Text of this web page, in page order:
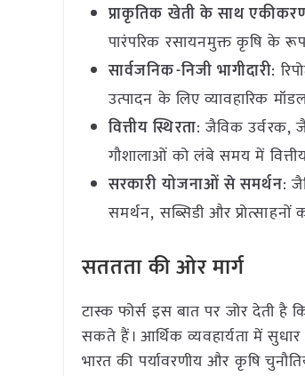
प्राकृतिक खेती के साथ
पारंपरिक रसायनमुक्त कृषि के
सार्वजनिक-निजी भागीदारी:
उत्पादन के लिए व्यावहारिक
वित्तीय स्थिरता: जैविक उर्वरक,
गौशालाओं को लंबे समय में
सरकारी योजनाओं से समर्थन:
समर्थन, सब्सिडी और
सततता की ओर मार्ग
टास्क फोर्स इस बात पर जोर देती
सकते हैं। आर्थिक व्यवहार्यता में
भारत की पर्यावरणीय और कृषि